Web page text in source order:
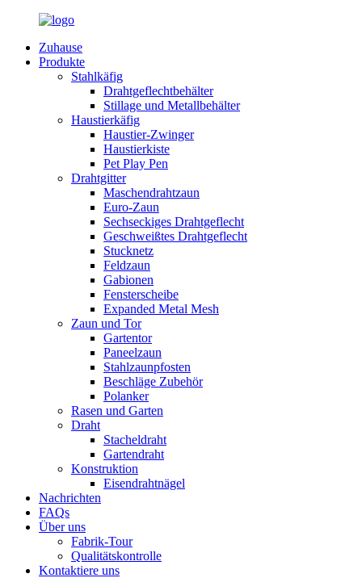
Zuhause
Produkte
Stahlkäfig
Drahtgeflechtbehälter
Stillage und Metallbehälter
Haustierkäfig
Haustier-Zwinger
Haustierkiste
Pet Play Pen
Drahtgitter
Maschendrahtzaun
Euro-Zaun
Sechseckiges Drahtgeflecht
Geschweißtes Drahtgeflecht
Stucknetz
Feldzaun
Gabionen
Fensterscheibe
Expanded Metal Mesh
Zaun und Tor
Gartentor
Paneelzaun
Stahlzaunpfosten
Beschläge Zubehör
Polanker
Rasen und Garten
Draht
Stacheldraht
Gartendraht
Konstruktion
Eisendrahtnägel
Nachrichten
FAQs
Über uns
Fabrik-Tour
Qualitätskontrolle
Kontaktiere uns